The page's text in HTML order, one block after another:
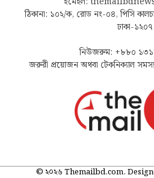
ঠিকানা: ১০২/ক, রোড নং-০৪, পিসি
ঢাকা-১২০৭
নিউজরুম: +৮৮০
জরুরী প্রয়োজন অথবা টেকনিক্যাল
© ২০২৬ Themailbd.com.